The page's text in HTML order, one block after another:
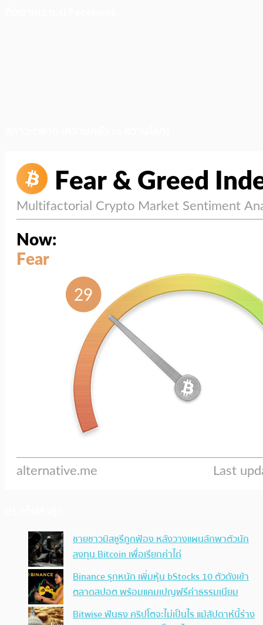
ชายชาวมิสซูรีถูกฟ้อง หลังวางแผนลักพาตัวนัก
ลงทุน Bitcoin เพื่อเรียกค่าไถ่
Binance รุกหนัก เพิ่มหุ้น bStocks 10 ตัวดังเข้า
ตลาดสปอต พร้อมแคมเปญฟรีค่าธรรมเนียม
Bitwise ฟันธง คริปโตจะไม่เป็นไร แม้สัปดาห์นี้ร่าง